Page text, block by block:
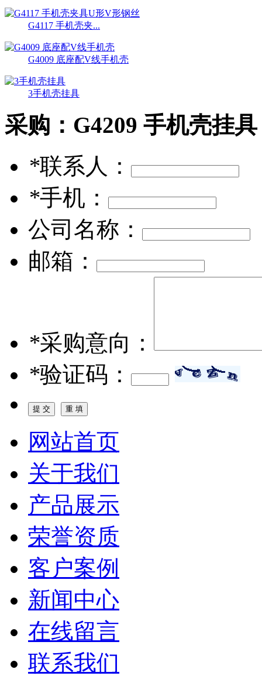
G4117 手机壳夹...
G4009 底座配V线手机壳
3手机壳挂具
采购： G4209 手机壳挂
*联系人：
*手机：
公司名称：
邮箱：
*采购意向：
*验证码：
网站首页
关于我们
产品展示
荣誉资质
客户案例
新闻中心
在线留言
联系我们